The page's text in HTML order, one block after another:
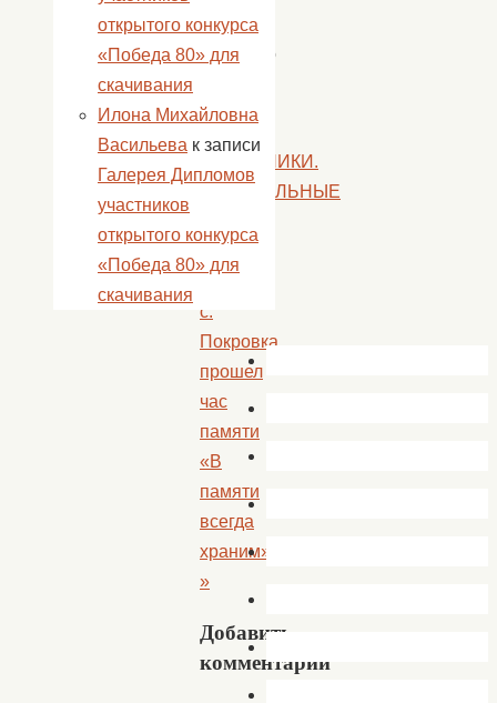
Мищенко
ПРЕЕМНИКИ.
КОЛЫБЕЛЬНЫЕ
с.
Покровка
прошел
час
памяти
«В
памяти
всегда
храним».
»
Добавить
комментарий
открытого конкурса
«Победа 80» для
скачивания
Илона Михайловна
Васильева к записи
Галерея Дипломов
участников
открытого конкурса
«Победа 80» для
скачивания